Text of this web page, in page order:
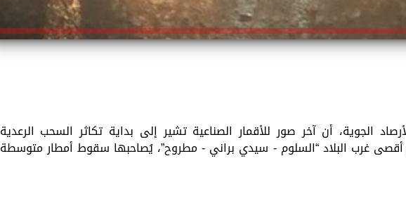
الجوية، أن آخر صور للأقمار الصناعية تشير إلى بداية تكاثر السحب الرعدية
غرب البلاد “السلوم - سيدي براني - مطروح”، يُصاحبها سقوط أمطار متوسطة